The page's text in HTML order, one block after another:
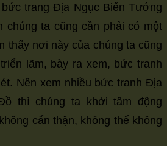
trang Địa Ngục Biến Tướng
ta cũng cần phải có một
thấy nơi này của chúng ta cũng
lãm, bày ra xem, bức tranh
Nên xem nhiều bức tranh Địa
thì chúng ta khởi tâm động
cẩn thận, không thể không